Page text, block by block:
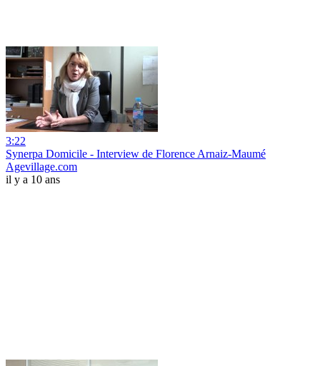
3:22
Synerpa Domicile - Interview de Florence Arnaiz-Maumé
Agevillage.com
il y a 10 ans